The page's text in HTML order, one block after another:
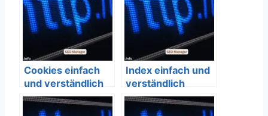
Cookies einfach
und verständlich
erklärt – SEO
Bedeutung
Index einfach und
verständlich
erklärt – SEO
Bedeutung